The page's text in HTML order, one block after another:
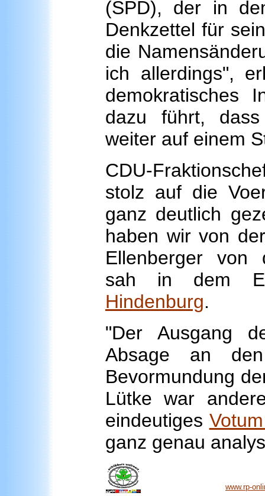
(SPD), der in
Denkzettel für
die
ich allerdings",
demokratisches
dazu führt,
weiter auf einem
CDU-
stolz auf die
ganz deutlich
haben wir von
Ellenberger von
sah in dem
Hindenburg.
"Der Ausgang
Absage an den
Bevormundung
Lütke war
eindeutiges
ganz genau
www.rp-